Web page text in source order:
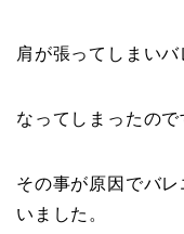
肩が張ってしまい
なってしまったので
その事が原因でバ
いました。